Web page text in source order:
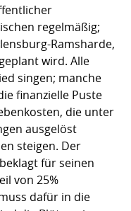
regelmäßig;
Ramsharde,
wird. Alle
singen; manche
finanzielle Puste
die unter
ausgelöst
steigen. Der
für seinen
von 25%
dafür in die